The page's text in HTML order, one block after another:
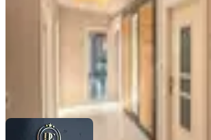
24.000 ₺
IŞIKLAR GAYRİMENKUL Enes Işık